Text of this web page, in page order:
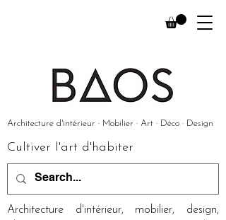
Cultiver l'art d'habiter
Architecture d'intérieur · Mobilier · Art · Déco · Design
Architecture d'intérieur, mobilier, design,